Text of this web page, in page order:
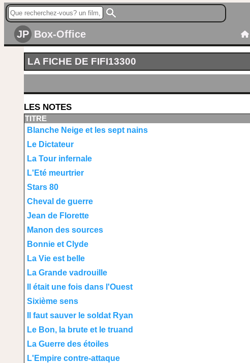
JP Box-Office
LA FICHE DE FIFI13300
LES NOTES
TITRE
Blanche Neige et les sept nains
Le Dictateur
La Tour infernale
L'Eté meurtrier
Stars 80
Cheval de guerre
Jean de Florette
Manon des sources
Bonnie et Clyde
La Vie est belle
La Grande vadrouille
Il était une fois dans l'Ouest
Sixième sens
Il faut sauver le soldat Ryan
Le Bon, la brute et le truand
La Guerre des étoiles
L'Empire contre-attaque